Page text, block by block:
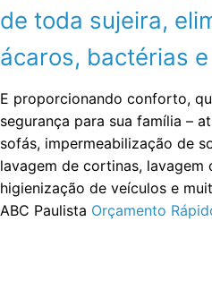
de toda sujeira,
ácaros, bactérias
E proporcionando conforto,
segurança para sua família –
sofás, impermeabilização de
lavagem de cortinas, lavagem
higienização de veículos e
ABC Paulista Orçamento